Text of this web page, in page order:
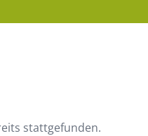
stattgefunden.